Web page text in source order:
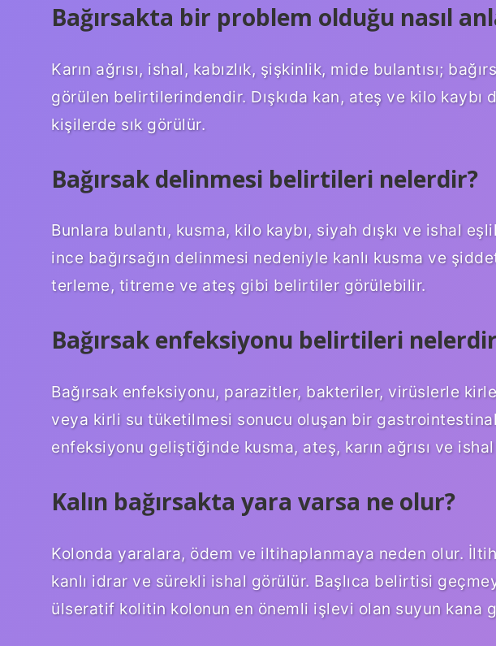
Bağırsakta bir problem olduğu nasıl
Karın ağrısı, ishal, kabızlık, şişkinlik, mide bulantısı;
görülen belirtilerindendir. Dışkıda kan, ateş ve kilo kaybı
kişilerde sık görülür.
Bağırsak delinmesi belirtileri nelerdir?
Bunlara bulantı, kusma, kilo kaybı, siyah dışkı ve ishal
ince bağırsağın delinmesi nedeniyle kanlı kusma ve
terleme, titreme ve ateş gibi belirtiler görülebilir.
Bağırsak enfeksiyonu belirtileri
Bağırsak enfeksiyonu, parazitler, bakteriler, virüslerle
veya kirli su tüketilmesi sonucu oluşan bir
enfeksiyonu geliştiğinde kusma, ateş, karın ağrısı ve
Kalın bağırsakta yara varsa ne olur?
Kolonda yaralara, ödem ve iltihaplanmaya neden olur.
kanlı idrar ve sürekli ishal görülür. Başlıca belirtisi
ülseratif kolitin kolonun en önemli işlevi olan suyun kana